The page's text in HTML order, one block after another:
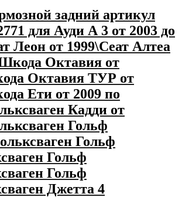
задний артикул
для Ауди А 3 от 2003 до
Леон от 1999\Сеат Алтеа
Октавия от
Октавия ТУР от
Ети от 2009 по
Кадди от
Гольф
Гольф
Гольф
Гольф
Джетта 4